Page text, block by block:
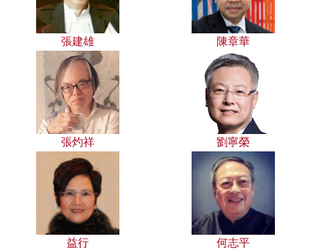
張建雄 陳章華
張灼祥 劉寧榮
益行 何志平